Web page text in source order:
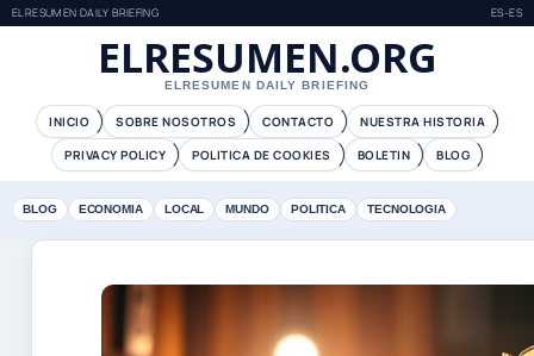
ELRESUMEN DAILY BRIEFING ES-ES
ELRESUMEN.ORG
ELRESUMEN DAILY BRIEFING
INICIO SOBRE NOSOTROS CONTACTO
NUESTRA HISTORIA
PRIVACY POLICY
POLITICA DE COOKIES BOLETIN BLOG
BLOG ECONOMIA LOCAL MUNDO POLITICA TECNOLOGIA